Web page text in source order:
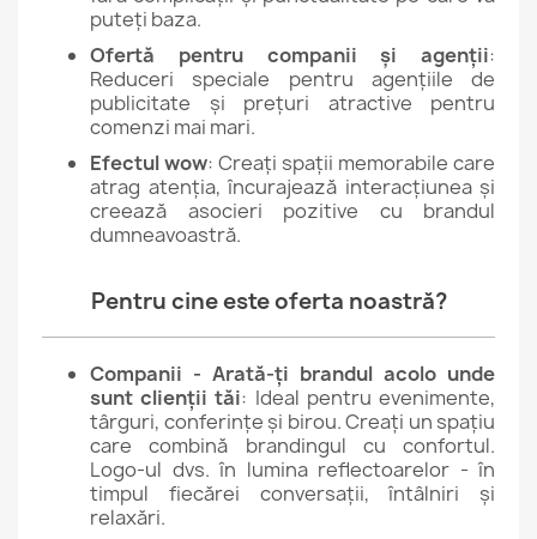
puteți baza.
Ofertă pentru companii și agenții:
Reduceri speciale pentru agențiile de
publicitate și prețuri atractive pentru
comenzi mai mari.
Efectul wow: Creați spații memorabile care
atrag atenția, încurajează interacțiunea și
creează asocieri pozitive cu brandul
dumneavoastră.
Pentru cine este oferta noastră?
Companii - Arată-ți brandul acolo unde
sunt clienții tăi: Ideal pentru evenimente,
târguri, conferințe și birou. Creați un spațiu
care combină brandingul cu confortul.
Logo-ul dvs. în lumina reflectoarelor - în
timpul fiecărei conversații, întâlniri și
relaxări.